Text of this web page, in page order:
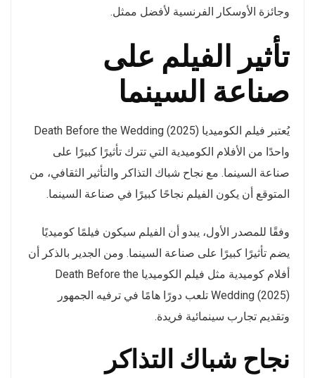
وجائزة الأوسكار الفرنسية لأفضل ممثل.
تأثير الفيلم على
صناعة السينما
يُعتبر فيلم الكوميديا Death Before the Wedding (2025)
واحدًا من الأفلام الكوميدية التي تترك تأثيرًا كبيرًا على
صناعة السينما. مع نجاح شباك التذاكر والتأثير الثقافي، من
المتوقع أن يكون الفيلم نجاحًا كبيرًا في صناعة السينما.
وفقًا للمصدر الأول، يبدو أن الفيلم سيكون فيلمًا كوميديًا
يضم تأثيرًا كبيرًا على صناعة السينما. ومن الجدير بالذكر أن
أفلام كوميدية مثل فيلم الكوميديا Death Before the
Wedding (2025) تلعب دورًا هامًا في ترفيه الجمهور
وتقديم تجارب سينمائية فريدة.
نجاح شباك التذاكر